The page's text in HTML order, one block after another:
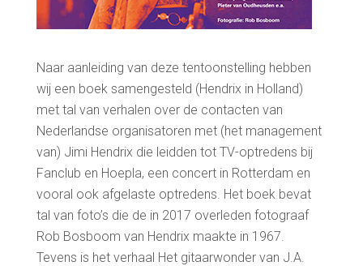
Naar aanleiding van deze tentoonstelling hebben
wij een boek samengesteld (Hendrix in Holland)
met tal van verhalen over de contacten van
Nederlandse organisatoren met (het management
van) Jimi Hendrix die leidden tot TV-optredens bij
Fanclub en Hoepla, een concert in Rotterdam en
vooral ook afgelaste optredens. Het boek bevat
tal van foto’s die de in 2017 overleden fotograaf
Rob Bosboom van Hendrix maakte in 1967.
Tevens is het verhaal Het gitaarwonder van J.A.